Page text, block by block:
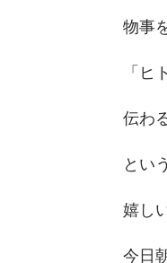
物事
「ヒ
伝わ
とい
嬉し
今日